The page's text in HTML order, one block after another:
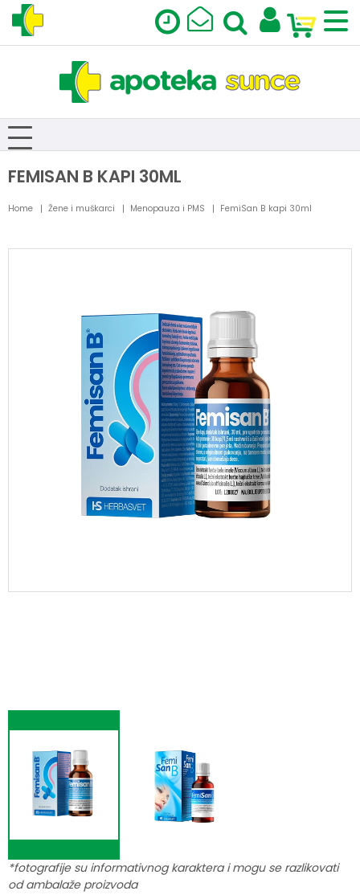
FEMISAN B KAPI 30ML
Home Žene i muškarci Menopauza i PMS FemiSan B kapi 30ml
*fotografije su informativnog karaktera i mogu se razlikovati
od ambalaže proizvoda